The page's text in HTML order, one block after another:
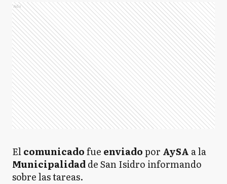
Ads
Elcomunicadofue enviadopor AySA a la
Municipalidadde San Isidro informando
sobre las tareas.